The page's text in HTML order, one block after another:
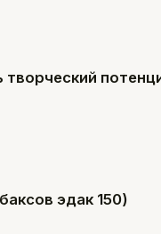
эдак 150)